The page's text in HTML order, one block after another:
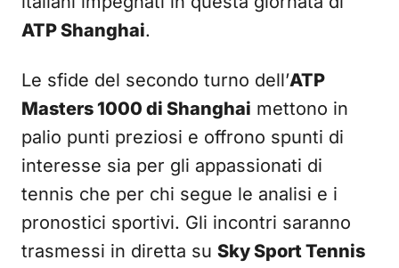
ATP Shanghai.
Le sfide del secondo turno dell’ATP
Masters 1000 di Shanghai mettono in
palio punti preziosi e offrono spunti di
interesse sia per gli appassionati di
tennis che per chi segue le analisi e i
pronostici sportivi. Gli incontri saranno
trasmessi in diretta su Sky Sport Tennis